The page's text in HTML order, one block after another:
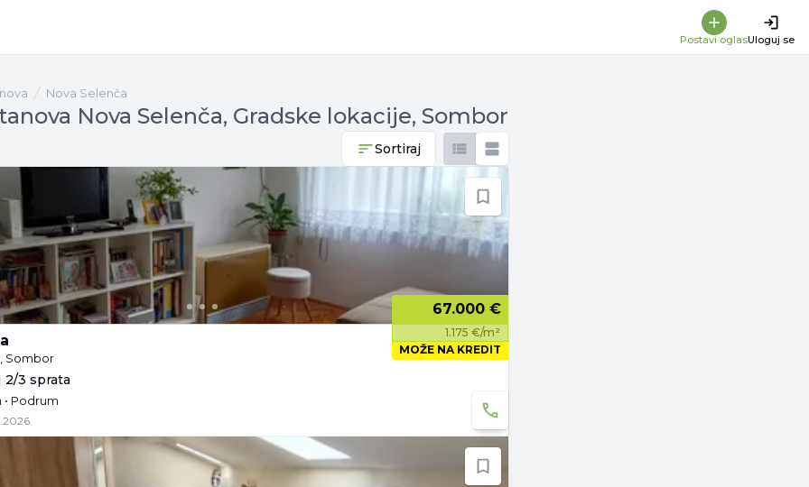
Postavi oglasUloguj se
Nova Selenča
Nova Selenča, Gradske lokacije, Sombor
Sortiraj
67.000 €
1.175 €/m²
MOŽE NA KREDIT
Sombor
2/3 sprata
• Podrum